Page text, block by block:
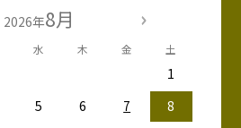
2026年8月
水 木 金 土
1
5 6 7
8